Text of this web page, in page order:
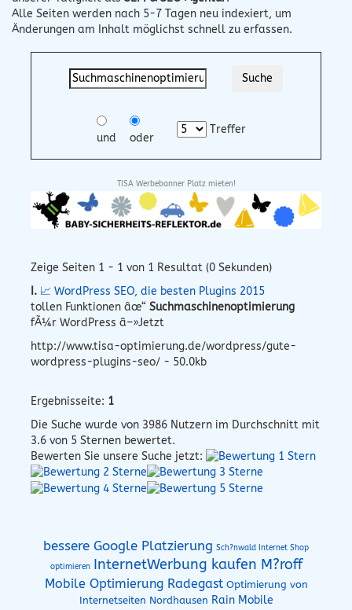
Alle Seiten werden nach 5-7 Tagen neu indexiert, um
Änderungen am Inhalt möglichst schnell zu erfassen.
und oder
Treffer
TISA Werbebanner Platz mieten!
Zeige Seiten 1 - 1 von 1 Resultat (0 Sekunden)
I. 📈 WordPress SEO, die besten Plugins 2015
tollen Funktionen âœ“ Suchmaschinenoptimierung
fÃ¼r WordPress â–»Jetzt
http://www.tisa-optimierung.de/wordpress/gute-
wordpress-plugins-seo/ - 50.0kb
Ergebnisseite: 1
Die Suche wurde von 3986 Nutzern im Durchschnitt mit
3.6 von 5 Sternen bewertet.
Bewerten Sie unsere Suche jetzt:
bessere Google Platzierung Sch?nwald Internet Shop
optimieren InternetWerbung kaufen M?roff
Mobile Optimierung Radegast Optimierung von
Internetseiten Nordhausen Rain Mobile